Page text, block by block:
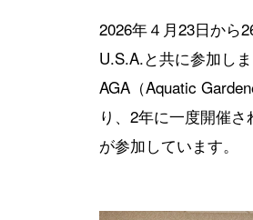
2026年４月23日から
U.S.A.と共に参加しま
AGA（Aquatic
り、2年に一度開催
が参加しています。